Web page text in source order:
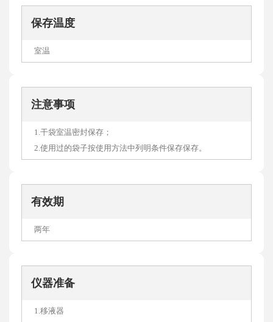
室温
1.干袋室温密封保存；
两年
1.移液器